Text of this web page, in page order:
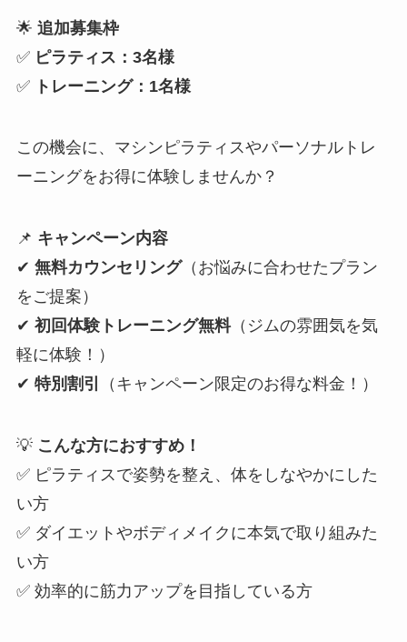
🌟 追加募集枠
✅ ピラティス：3名様
✅ トレーニング：1名様
この機会に、マシンピラティスやパーソナルトレ
ーニングをお得に体験しませんか？
📌 キャンペーン内容
✔ 無料カウンセリング（お悩みに合わせたプラン
をご提案）
✔ 初回体験トレーニング無料（ジムの雰囲気を気
軽に体験！）
✔ 特別割引 （キャンペーン限定のお得な料金！）
💡 こんな方におすすめ！
✅ ピラティスで姿勢を整え、体をしなやかにした
い方
✅ ダイエットやボディメイクに本気で取り組みた
い方
✅ 効率的に筋力アップを目指している方